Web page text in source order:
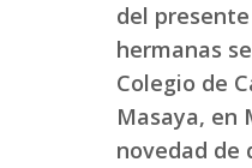
del
hermanas
Colegio de
Masaya, en
novedad de